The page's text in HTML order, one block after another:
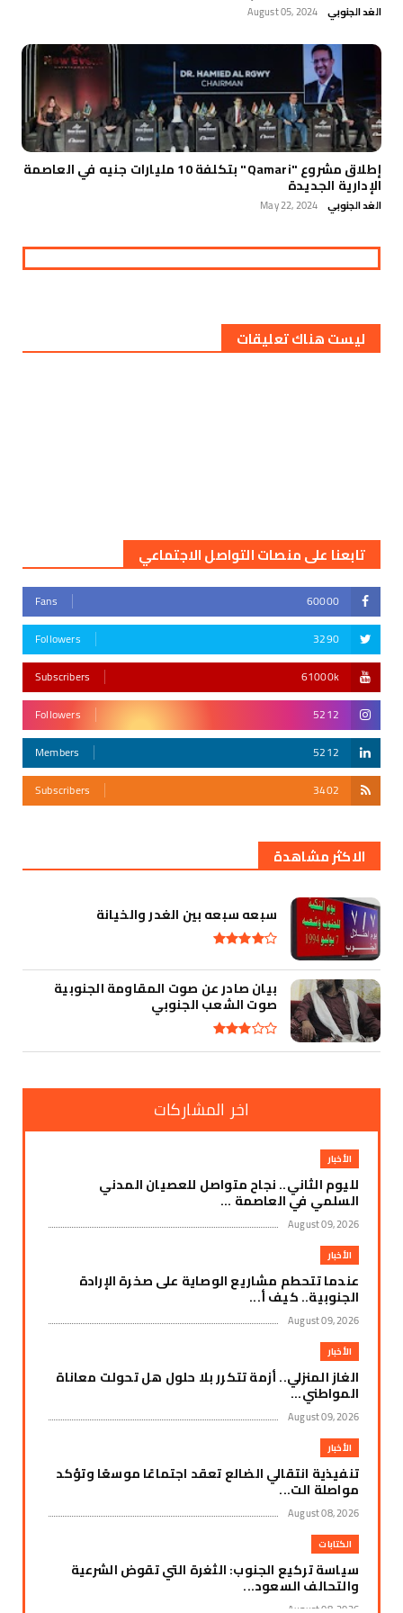
الغد الجنوبي August 05, 2024
إطلاق مشروع "Qamari" بتكلفة 10 مليارات جنيه في العاصمة
الإدارية الجديدة
الغد الجنوبي May 22, 2024
ليست هناك تعليقات
تابعنا على منصات التواصل الاجتماعي
60000
Fans
3290
Followers
61000k
Subscribers
5212
Followers
5212
Members
3402
Subscribers
الاكثر مشاهدة
سبعه سبعه بين الغدر والخيانة
بيان صادر عن صوت المقاومة الجنوبية
صوت الشعب الجنوبي
اخر المشاركات
الأخبار
لليوم الثاني.. نجاح متواصل للعصيان المدني
السلمي في العاصمة ...
August 09, 2026
الأخبار
عندما تتحطم مشاريع الوصاية على صخرة الإرادة
الجنوبية.. كيف أ...
August 09, 2026
الأخبار
الغاز المنزلي.. أزمة تتكرر بلا حلول هل تحولت معاناة
المواطني...
August 09, 2026
الأخبار
تنفيذية انتقالي الضالع تعقد اجتماعًا موسعًا وتؤكد
مواصلة الت...
August 08, 2026
الكتابات
سياسة تركيع الجنوب: الثغرة التي تقوض الشرعية
والتحالف السعود...
August 08, 2026